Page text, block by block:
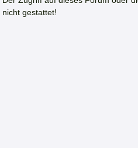
nicht gestattet!